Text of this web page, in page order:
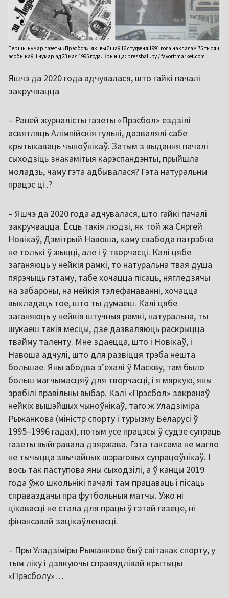
Першы нумар газеты «Прэсбол», які выйшаў 16 студзеня 1991 года накладам 75 тысяч
асобнікаў, і нумар ад 23 мая 1995 года. Крыніца: pressball.by / favoritmarket.com
Яшчэ да 2020 года адчувалася, што гайкі пачалі
закручвацца
– Раней журналісты газеты «Прэсбол» ездзілі
асвятляць Алімпійскія гульні, дазвалялі сабе
крытыкаваць чыноўнікаў. Затым з выдання пачалі
сыходзіць знакамітыя карэспандэнты, прыйшла
моладзь, чаму гэта адбывалася? Гэта натуральны
працэс ці..?
– Яшчэ да 2020 года адчувалася, што гайкі пачалі
закручвацца. Ёсць такія людзі, як той жа Сяргей
Новікаў, Дзмітрый Навоша, каму свабода патрэбна
не толькі ў жыцці, але і ў творчасці. Калі цябе
заганяюць у нейкія рамкі, то натуральна твая душа
пярэчыць гэтаму, табе хочацца пісаць, нягледзячы
на забароны, на нейкія тэлефанаванні, хочацца
выкладаць тое, што ты думаеш. Калі цябе
заганяюць у нейкія штучныя рамкі, натуральна, ты
шукаеш такія месцы, дзе дазваляюць раскрыцца
твайму таленту. Мне здаецца, што і Новікаў, і
Навоша адчулі, што для развіцця трэба нешта
большае. Яны абодва з’ехалі ў Маскву, там было
больш магчымасцяў для творчасці, і я мяркую, яны
зрабілі правільны выбар. Калі «Прэсбол» закранаў
нейкіх вышэйшых чыноўнікаў, таго ж Уладзіміра
Рыжанкова (міністр спорту і турызму Беларусі ў
1995–1996 гадах), потым усе працэсы ў судзе супраць
газеты выйгравала дзяржава. Гэта таксама не магло
не тычыцца звычайных шэраговых супрацоўнікаў. І
вось так паступова яны сыходзілі, а ў канцы 2019
года ўжо школьнікі пачалі там працаваць і пісаць
справаздачы пра футбольныя матчы. Ужо ні
цікавасці не стала для працы ў гэтай газеце, ні
фінансавай зацікаўленасці.
– Пры Уладзіміры Рыжанкове быў світанак спорту, у
тым ліку і дзякуючы справядлівай крытыцы
«Прэсболу»…